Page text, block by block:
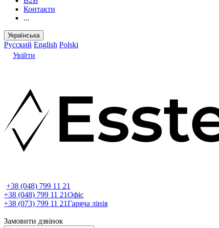
Контакти
...
Українська
Русский English Polski
Увійти
+38 (048) 799 11 21
+38 (048) 799 11 21Офіс
+38 (073) 799 11 21Гаряча лінія
Замовити дзвінок